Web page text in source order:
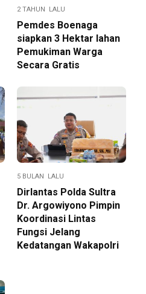
2 TAHUN LALU
Pemdes Boenaga
siapkan 3 Hektar lahan
Pemukiman Warga
Secara Gratis
5 BULAN LALU
Dirlantas Polda Sultra
Dr. Argowiyono Pimpin
Koordinasi Lintas
Fungsi Jelang
Kedatangan Wakapolri